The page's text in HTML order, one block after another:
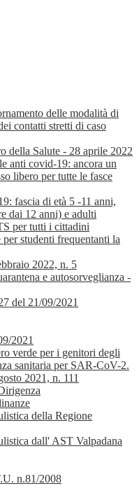
delle modalità di
contatti stretti di caso
della Salute - 28 aprile 2022
anti covid-19: ancora un
libero per tutte le fasce
fascia di età 5 -11 anni,
dai 12 anni) e adulti
per tutti i cittadini
studenti frequentanti la
2022, n. 5
e autosorveglianza -
del 21/09/2021
2021
verde per i genitori degli
sanitaria per SAR-CoV-2.
2021, n. 111
della Regione
dall' AST Valpadana
n.81/2008